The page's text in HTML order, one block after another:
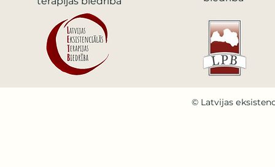
© Latvijas